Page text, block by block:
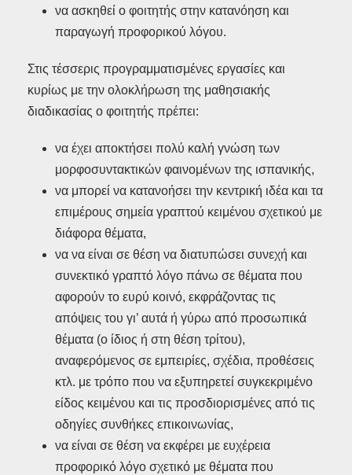
να ασκηθεί ο φοιτητής στην κατανόηση και
παραγωγή προφορικού λόγου.
Στις τέσσερις προγραμματισμένες εργασίες και
κυρίως με την ολοκλήρωση της μαθησιακής
διαδικασίας ο φοιτητής πρέπει:
να έχει αποκτήσει πολύ καλή γνώση των
μορφοσυντακτικών φαινομένων της ισπανικής,
να μπορεί να κατανοήσει την κεντρική ιδέα και τα
επιμέρους σημεία γραπτού κειμένου σχετικού με
διάφορα θέματα,
να να είναι σε θέση να διατυπώσει συνεχή και
συνεκτικό γραπτό λόγο πάνω σε θέματα που
αφορούν το ευρύ κοινό, εκφράζοντας τις
απόψεις του γι’ αυτά ή γύρω από προσωπικά
θέματα (ο ίδιος ή στη θέση τρίτου),
αναφερόμενος σε εμπειρίες, σχέδια, προθέσεις
κτλ. με τρόπο που να εξυπηρετεί συγκεκριμένο
είδος κειμένου και τις προσδιορισμένες από τις
οδηγίες συνθήκες επικοινωνίας,
να είναι σε θέση να εκφέρει με ευχέρεια
προφορικό λόγο σχετικό με θέματα που